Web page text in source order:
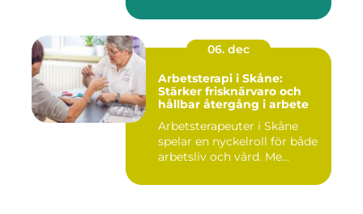
06. dec
Arbetsterapi i Skåne:
Stärker frisknärvaro och
hållbar återgång i arbete
Arbetsterapeuter i Skåne
spelar en nyckelroll för både
arbetsliv och vård. Me...